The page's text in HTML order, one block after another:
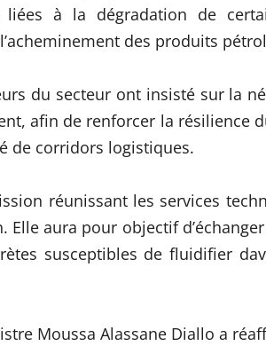
liées à la dégradation de
des produits
du secteur ont insisté sur la
afin de renforcer la résilience
de corridors logistiques.
réunissant les services
Elle aura pour objectif
susceptibles de fluidifier
Moussa Alassane Diallo a